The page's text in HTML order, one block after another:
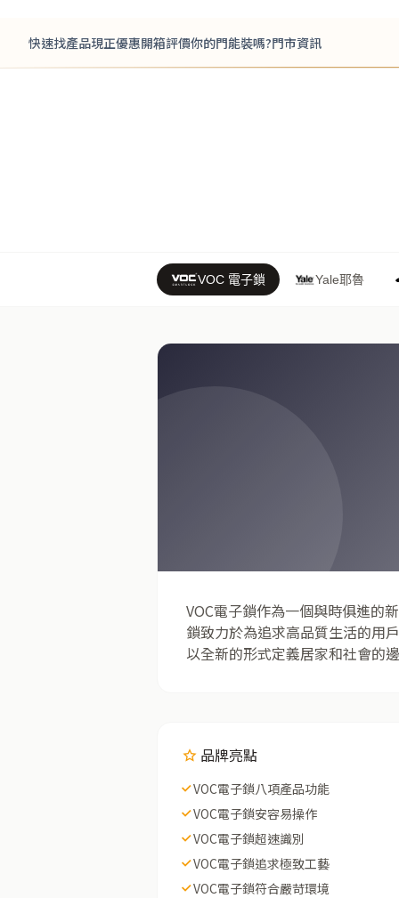
快速找產品現正優惠開箱評價你的門能裝嗎?門市資訊
VOC 電子鎖 Yale耶魯
VOC電子鎖作為一個與時俱進的
鎖致力於為追求高品質生活的用
以全新的形式定義居家和社會的
品牌亮點
VOC電子鎖八項產品功能
VOC電子鎖安容易操作
VOC電子鎖超速識別
VOC電子鎖追求極致工藝
VOC電子鎖符合嚴苛環境